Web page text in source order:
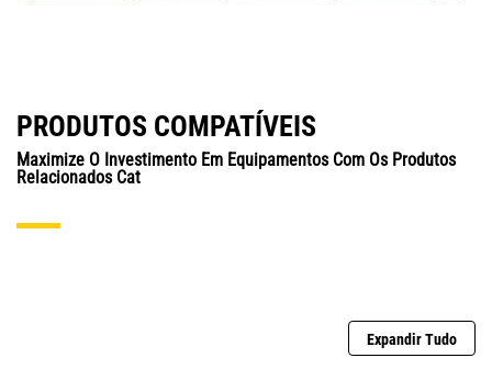
PRODUTOS COMPATÍVEIS
Maximize O Investimento Em Equipamentos Com Os Produtos
Relacionados Cat
Expandir Tudo